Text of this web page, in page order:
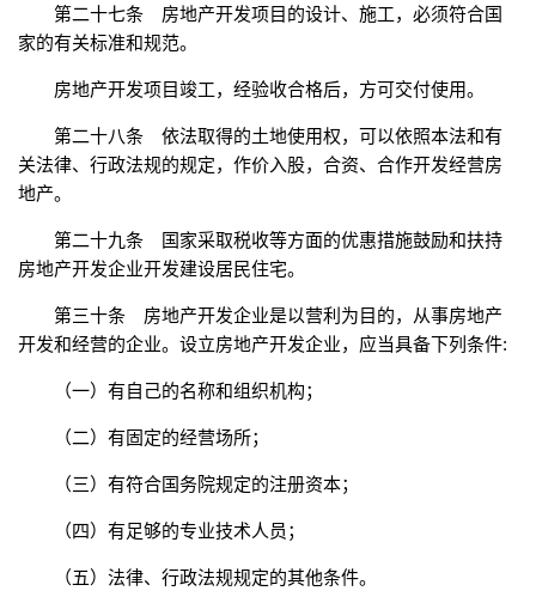
第二十七条 房地产开发项目的设计、施工，必须符合国
家的有关标准和规范。
房地产开发项目竣工，经验收合格后，方可交付使用。
第二十八条 依法取得的土地使用权，可以依照本法和有
关法律、行政法规的规定，作价入股，合资、合作开发经营房
地产。
第二十九条 国家采取税收等方面的优惠措施鼓励和扶持
房地产开发企业开发建设居民住宅。
第三十条 房地产开发企业是以营利为目的，从事房地产
开发和经营的企业。设立房地产开发企业，应当具备下列条件:
（一）有自己的名称和组织机构；
（二）有固定的经营场所；
（三）有符合国务院规定的注册资本；
（四）有足够的专业技术人员；
（五）法律、行政法规规定的其他条件。